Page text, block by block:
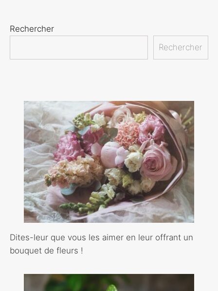
Rechercher
Rechercher
Dites-leur que vous les aimer en leur offrant un
bouquet de fleurs !